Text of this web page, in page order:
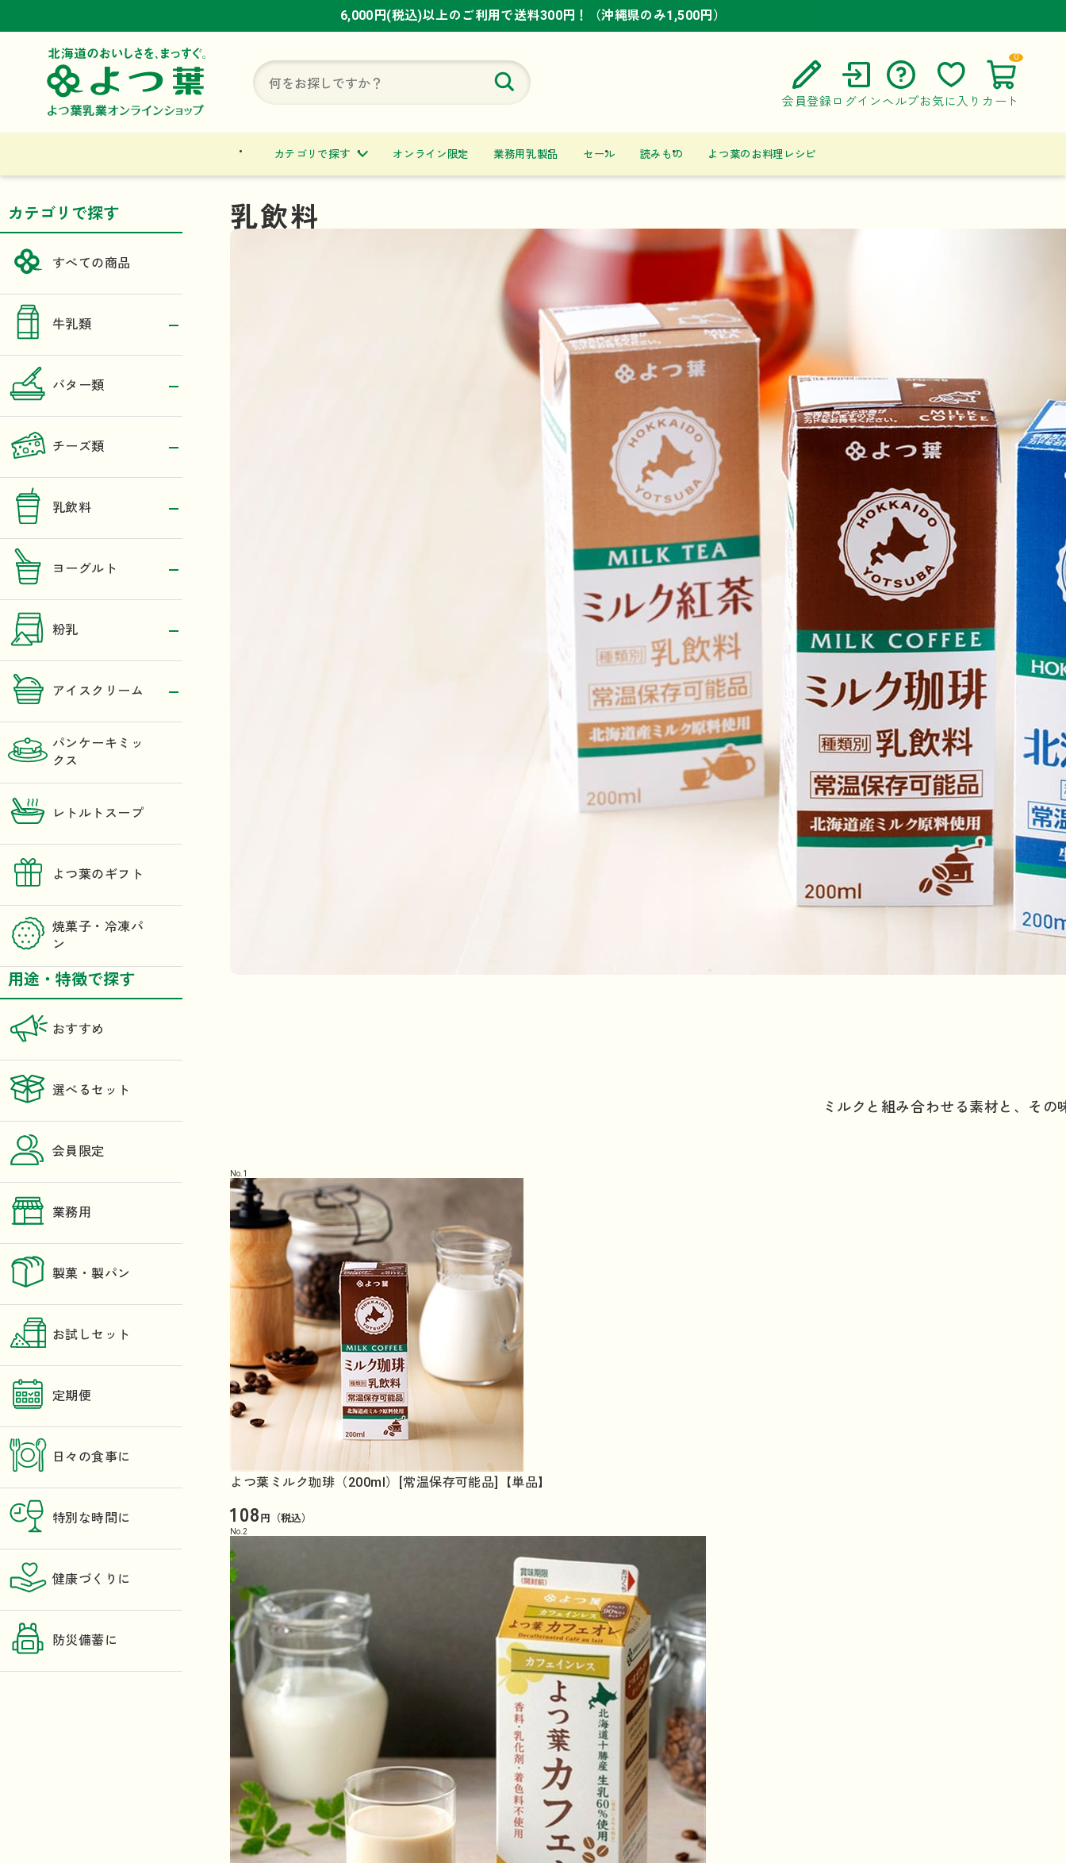
6,000円(税込)以上のご利用で送料300円！（沖縄県のみ1,500円）
6,000円(税込)以上のご利用で送料300円！（沖縄県のみ1,500円）
6,000円(税込)以上のご利用で送料300円！（沖縄県のみ1,500円）
会員登録 ログイン ヘルプ
ご利用ガイド
お問い合わせ
お気に入り カート
0
カテゴリで探す オンライン限定 業務用乳製品 セール 読みもの よつ葉のお料理レシピ
カテゴリで探す
すべての商品
牛乳類
バター類
チーズ類
乳飲料
ヨーグルト
粉乳
アイスクリーム
パンケーキミッ
クス
レトルトスープ
よつ葉のギフト
焼菓子・冷凍パ
ン
用途・特徴で探す
おすすめ
選べるセット
会員限定
業務用
製菓・製パン
お試しセット
定期便
日々の食事に
特別な時間に
健康づくりに
防災備蓄に
乳飲料
ミルクと組み合わせる素材と、そ
No. 1
よつ葉ミルク珈琲（200ml）[常温保存可能品]【単品】
108円（税込）
No.2